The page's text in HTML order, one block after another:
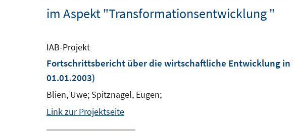
im Aspekt "Transformationsentwicklung "
IAB-Projekt
Fortschrittsbericht über die wirtschaftliche Entwicklung in
01.01.2003)
Blien, Uwe; Spitznagel, Eugen;
Link zur Projektseite